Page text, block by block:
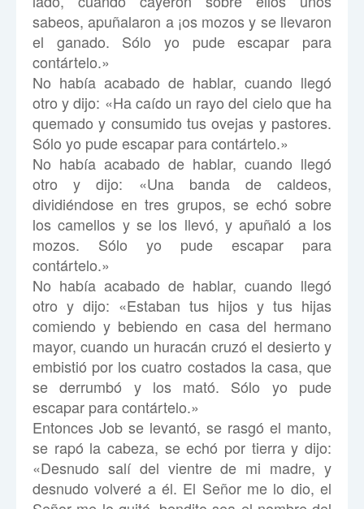
sabeos, apuñalaron a ¡os mozos y se llevaron
el ganado. Sólo yo pude escapar para
contártelo.»
No había acabado de hablar, cuando llegó
otro y dijo: «Ha caído un rayo del cielo que ha
quemado y consumido tus ovejas y pastores.
Sólo yo pude escapar para contártelo.»
No había acabado de hablar, cuando llegó
otro y dijo: «Una banda de caldeos,
dividiéndose en tres grupos, se echó sobre
los camellos y se los llevó, y apuñaló a los
mozos. Sólo yo pude escapar para
contártelo.»
No había acabado de hablar, cuando llegó
otro y dijo: «Estaban tus hijos y tus hijas
comiendo y bebiendo en casa del hermano
mayor, cuando un huracán cruzó el desierto y
embistió por los cuatro costados la casa, que
se derrumbó y los mató. Sólo yo pude
escapar para contártelo.»
Entonces Job se levantó, se rasgó el manto,
se rapó la cabeza, se echó por tierra y dijo:
«Desnudo salí del vientre de mi madre, y
desnudo volveré a él. El Señor me lo dio, el